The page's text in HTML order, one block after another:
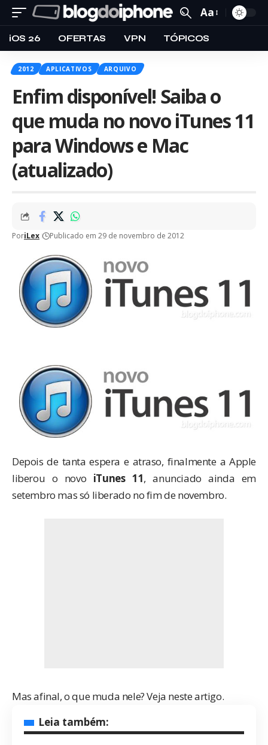
Aa
iOS 26 OFERTAS VPN TÓPICOS
2012 APLICATIVOS ARQUIVO
Enfim disponível! Saiba o
que muda no novo iTunes 11
para Windows e Mac
(atualizado)
PoriLex Publicado em 29 de novembro de 2012
Depois de tanta espera e atraso, finalmente a Apple
liberou o novo iTunes 11, anunciado ainda em
setembro mas só liberado no fim de novembro.
Mas afinal, o que muda nele? Veja neste artigo.
Leia também: